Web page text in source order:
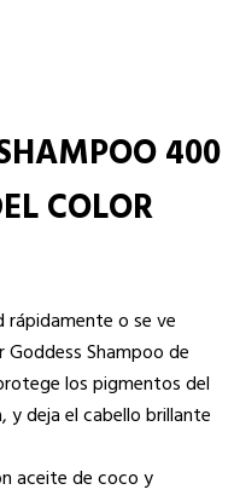
400
COLOR
o se ve
Shampoo de
los pigmentos del
deja el cabello brillante
aceite de coco y